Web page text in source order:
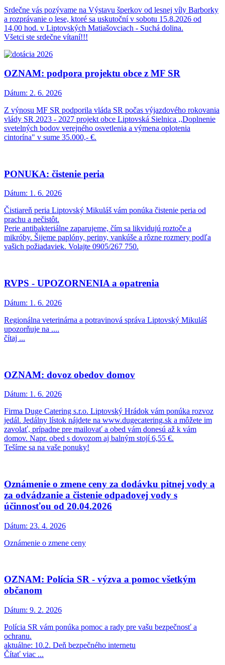
Srdečne vás pozývame na Výstavu šperkov od lesnej víly Barborky
a rozprávanie o lese, ktoré sa uskutoční v sobotu 15.8.2026 od
14,00 hod. v Liptovských Matiašovciach - Suchá dolina.
Všetci ste srdečne vítaní!!!
OZNAM: podpora projektu obce z MF SR
Dátum: 2. 6. 2026
Z výnosu MF SR podporila vláda SR počas výjazdového rokovania
vlády SR 2023 - 2027 projekt obce Liptovská Sielnica ,,Doplnenie
svetelných bodov verejného osvetlenia a výmena oplotenia
cintorína" v sume 35.000,- €.
PONUKA: čistenie peria
Dátum: 1. 6. 2026
Čistiareň peria Liptovský Mikuláš vám ponúka čistenie peria od
prachu a nečistôt.
Perie antibakteriálne zaparujeme, čím sa likvidujú roztoče a
mikróby. Šijeme paplóny, periny, vankúše a rôzne rozmery podľa
vašich požiadaviek. Volajte 0905/267 750.
RVPS - UPOZORNENIA a opatrenia
Dátum: 1. 6. 2026
Regionálna veterinárna a potravinová správa Liptovský Mikuláš
upozorňuje na ....
čítaj ...
OZNAM: dovoz obedov domov
Dátum: 1. 6. 2026
Firma Duge Catering s.r.o. Liptovský Hrádok vám ponúka rozvoz
jedál. Jedálny lístok nájdete na www.dugecatering.sk a môžete im
zavolať, prípadne pre mailovať a obed vám donesú až k vám
domov. Napr. obed s dovozom aj balným stojí 6,55 €.
Tešíme sa na vaše ponuky!
Oznámenie o zmene ceny za dodávku pitnej vody a
za odvádzanie a čistenie odpadovej vody s
účinnosťou od 20.04.2026
Dátum: 23. 4. 2026
Oznámenie o zmene ceny
OZNAM: Polícia SR - výzva a pomoc všetkým
občanom
Dátum: 9. 2. 2026
Polícia SR vám ponúka pomoc a rady pre vašu bezpečnosť a
ochranu.
aktuálne: 10.2. Deň bezpečného internetu
Čítať viac ...